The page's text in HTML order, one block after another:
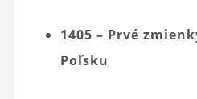
1405 – Prvé
Poľsku